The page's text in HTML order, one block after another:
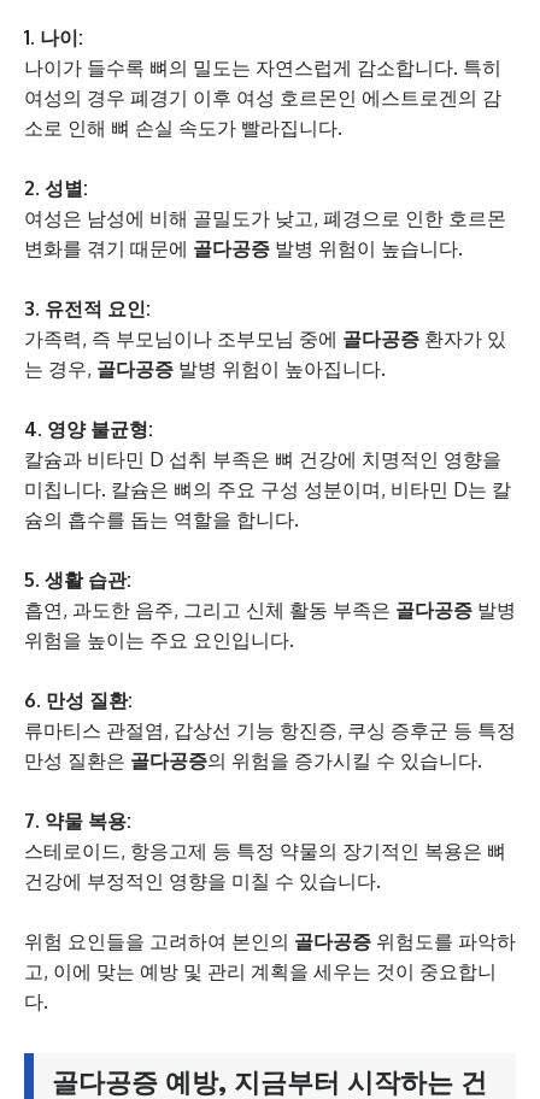
1. 나이:
나이가 들수록 뼈의 밀도는 자연스럽게 감소합니다. 특히
여성의 경우 폐경기 이후 여성 호르몬인 에스트로겐의 감
소로 인해 뼈 손실 속도가 빨라집니다.
2. 성별:
여성은 남성에 비해 골밀도가 낮고, 폐경으로 인한 호르몬
변화를 겪기 때문에 골다공증 발병 위험이 높습니다.
3. 유전적 요인:
가족력, 즉 부모님이나 조부모님 중에 골다공증 환자가 있
는 경우, 골다공증 발병 위험이 높아집니다.
4. 영양 불균형:
칼슘과 비타민 D 섭취 부족은 뼈 건강에 치명적인 영향을
미칩니다. 칼슘은 뼈의 주요 구성 성분이며, 비타민 D는 칼
슘의 흡수를 돕는 역할을 합니다.
5. 생활 습관:
흡연, 과도한 음주, 그리고 신체 활동 부족은 골다공증 발병
위험을 높이는 주요 요인입니다.
6. 만성 질환:
류마티스 관절염, 갑상선 기능 항진증, 쿠싱 증후군 등 특정
만성 질환은 골다공증의 위험을 증가시킬 수 있습니다.
7. 약물 복용:
스테로이드, 항응고제 등 특정 약물의 장기적인 복용은 뼈
건강에 부정적인 영향을 미칠 수 있습니다.
위험 요인들을 고려하여 본인의 골다공증 위험도를 파악하
고, 이에 맞는 예방 및 관리 계획을 세우는 것이 중요합니
다.
골다공증 예방, 지금부터 시작하는 건